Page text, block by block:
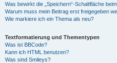
Was bewirkt die „Speichern“-Schaltfläche
Warum muss mein Beitrag erst freigegeben
Wie markiere ich ein Thema als neu?
Textformatierung und Thementypen
Was ist BBCode?
Kann ich HTML benutzen?
Was sind Smileys?